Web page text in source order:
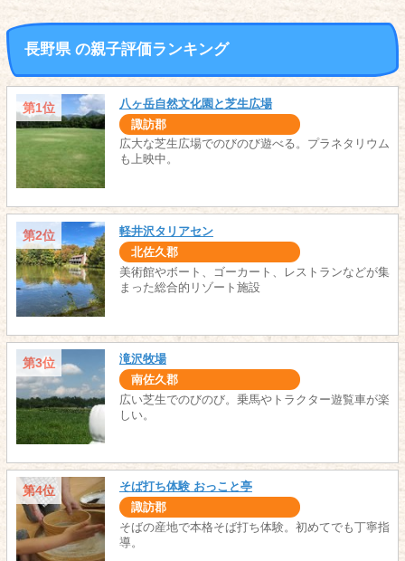
長野県 の親子評価ランキング
第1位 八ヶ岳自然文化園と芝生広場
諏訪郡
広大な芝生広場でのびのび遊べる。プラネタリウム
も上映中。
第2位 軽井沢タリアセン
北佐久郡
美術館やボート、ゴーカート、レストランなどが集
まった総合的リゾート施設
第3位 滝沢牧場
南佐久郡
広い芝生でのびのび。乗馬やトラクター遊覧車が楽
しい。
第4位 そば打ち体験 おっこと亭
諏訪郡
そばの産地で本格そば打ち体験。初めてでも丁寧指
導。